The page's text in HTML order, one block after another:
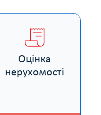
Оцінка
нерухомості